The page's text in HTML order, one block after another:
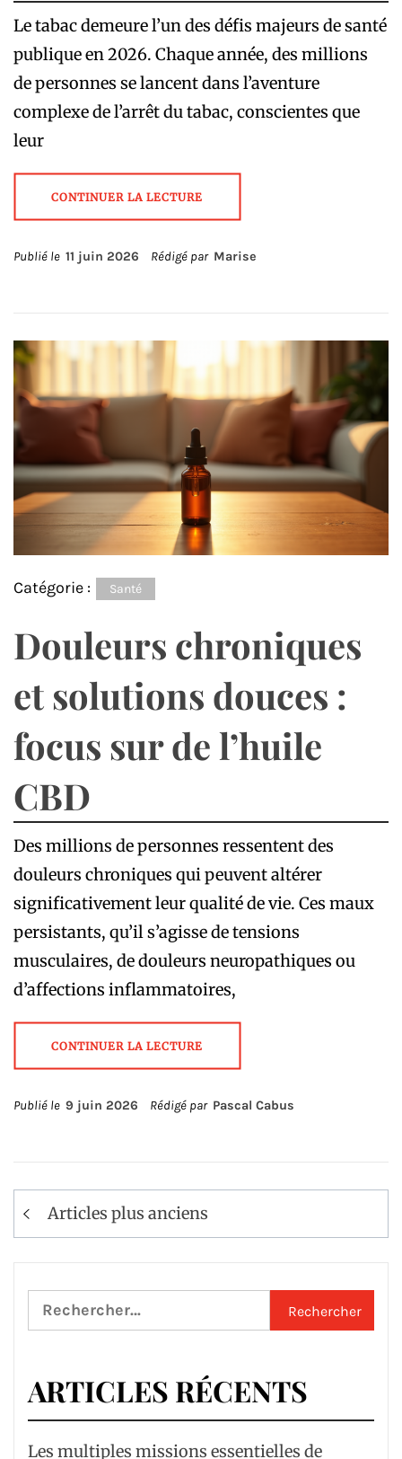
Le tabac demeure l’un des défis majeurs de santé
publique en 2026. Chaque année, des millions
de personnes se lancent dans l’aventure
complexe de l’arrêt du tabac, conscientes que
leur
CONTINUER LA LECTURE
Publié le 11 juin 2026 Rédigé par Marise
Catégorie : Santé
Douleurs chroniques
et solutions douces :
focus sur de l’huile
CBD
Des millions de personnes ressentent des
douleurs chroniques qui peuvent altérer
significativement leur qualité de vie. Ces maux
persistants, qu’il s’agisse de tensions
musculaires, de douleurs neuropathiques ou
d’affections inflammatoires,
CONTINUER LA LECTURE
Publié le 9 juin 2026 Rédigé par Pascal Cabus
Navigation
des
Articles plus anciens
Rechercher :
ARTICLES RÉCENTS
Les multiples missions essentielles de